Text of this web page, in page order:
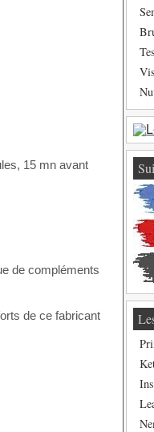
15 mn avant
de compléments
de ce fabricant